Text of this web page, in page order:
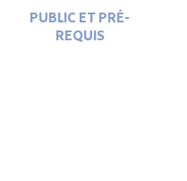
PUBLIC ET PRÉ-
REQUIS